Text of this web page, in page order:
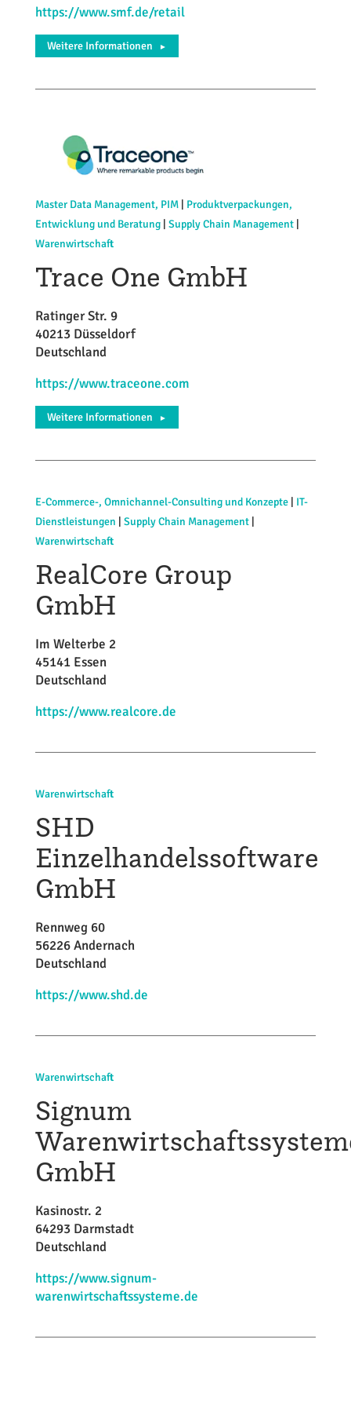
https://www.smf.de/retail
Weitere Informationen ►
Master Data Management, PIM| Produktverpackungen,
Entwicklung und Beratung| Supply Chain Management|
Warenwirtschaft
Trace One GmbH
Ratinger Str. 9
40213 Düsseldorf
Deutschland
https://www.traceone.com
Weitere Informationen ►
E-Commerce-, Omnichannel-Consulting und Konzepte| IT-
Dienstleistungen
Supply Chain Management|
Warenwirtschaft
RealCore Group
GmbH
Im Welterbe 2
45141 Essen
Deutschland
https://www.realcore.de
Warenwirtschaft
SHD
Einzelhandelssoftware
GmbH
Rennweg 60
56226 Andernach
Deutschland
https://www.shd.de
Warenwirtschaft
Signum
GmbH
Kasinostr. 2
64293 Darmstadt
Deutschland
https://www.signum-
warenwirtschaftssysteme.de